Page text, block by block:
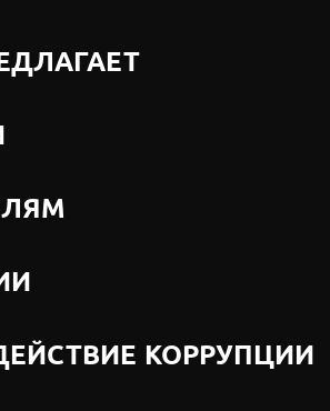
КОРРУПЦИИ